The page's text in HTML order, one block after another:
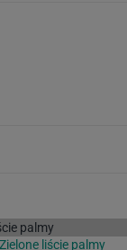
liście palmy